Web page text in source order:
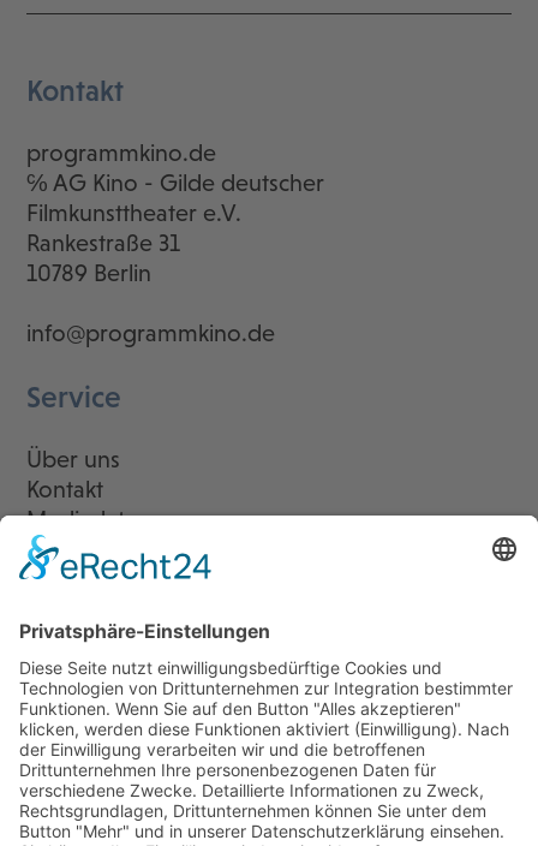
Kontakt
programmkino.de
℅ AG Kino - Gilde deutscher
Filmkunsttheater e.V.
Rankestraße 31
10789 Berlin
info@programmkino.de
Service
Über uns
Kontakt
Mediadaten
Newsletter
LogIn
Legal
Impressum
Datenschutzerklärung
Cookie-Einstellungen